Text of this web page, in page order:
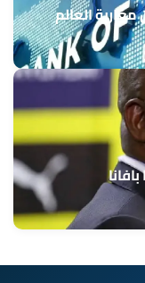
العالم